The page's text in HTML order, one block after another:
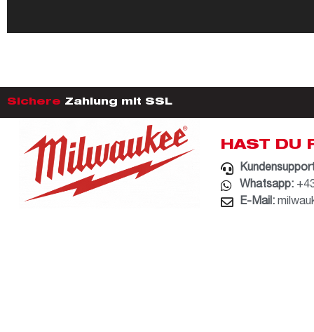
Sichere Zahlung mit SSL
HAST DU
Whatsapp:
E-Mail: